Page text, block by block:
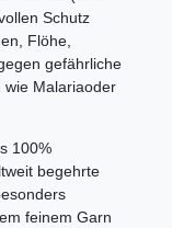
Schutz
Flöhe,
gefährliche
wie Malariaoder
100%
begehrte
feinem Garn